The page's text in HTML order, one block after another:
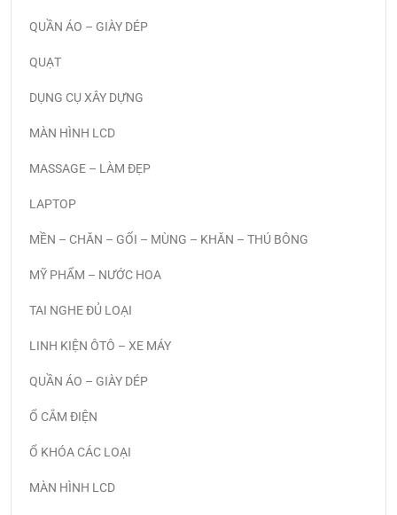
QUẦN ÁO – GIÀY DÉP
QUẠT
DỤNG CỤ XÂY DỰNG
MÀN HÌNH LCD
MASSAGE – LÀM ĐẸP
LAPTOP
MỀN – CHĂN – GỐI – MÙNG – KHĂN – THÚ BÔNG
MỸ PHẨM – NƯỚC HOA
TAI NGHE ĐỦ LOẠI
LINH KIỆN ÔTÔ – XE MÁY
QUẦN ÁO – GIÀY DÉP
Ổ CẮM ĐIỆN
Ổ KHÓA CÁC LOẠI
MÀN HÌNH LCD